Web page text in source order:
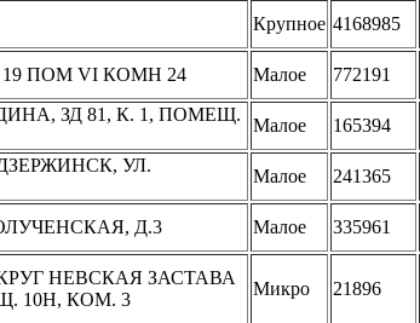
Крупное 4168985
19 ПОМ VI КОМН 24 Малое 772191
ЗД 81, К. 1, ПОМЕЩ.
Малое 165394
УЛ.
Малое 241365
Д.3 Малое 335961
НЕВСКАЯ ЗАСТАВА
10Н, КОМ. 3
Микро 21896